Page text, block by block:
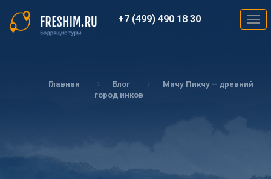
основному
содержанию
+7 (499) 490 18 30
Главная Блог
Мачу Пикчу – древний
город инков